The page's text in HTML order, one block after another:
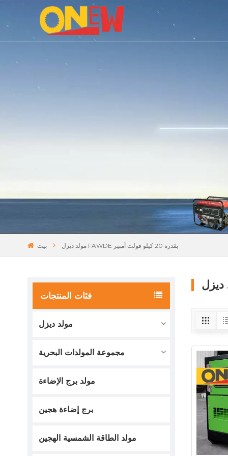
بيت مولد ديزل FAWDE بقدرة 20 كيلو فولت أمبير
فئات المنتجات
مولد ديزل
مجموعة المولدات البحرية
مولد برج الإضاءة
برج إضاءة هجين
مولد الطاقة الشمسية الهجين